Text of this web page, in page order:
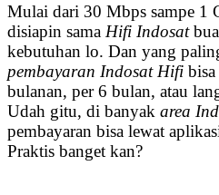
Mulai dari 30 Mbps sampe 1
disiapin sama Hifi Indosat
kebutuhan lo. Dan yang
pembayaran Indosat Hifi
bulanan, per 6 bulan, atau
Udah gitu, di banyak area
pembayaran bisa lewat
Praktis banget kan?